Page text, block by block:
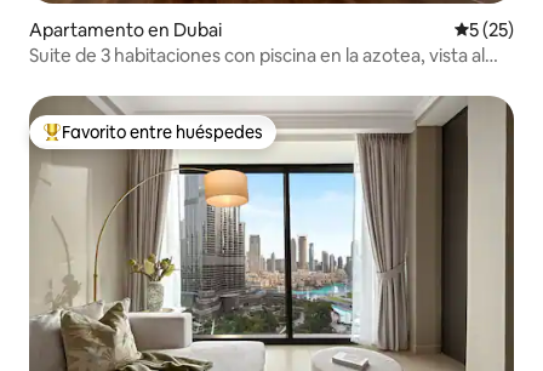
Apartamento en Dubai
5 (25)
Suite de 3 habitaciones con piscina en la azotea, vista al
Favorito entre huéspedes preferido
Favorito entre huéspedes